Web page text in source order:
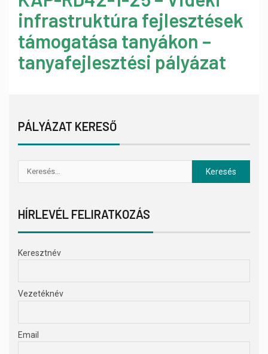
infrastruktúra fejlesztések
támogatása tanyákon –
tanyafejlesztési pályázat
PÁLYÁZAT KERESŐ
HÍRLEVÉL FELIRATKOZÁS
Keresztnév
Vezetéknév
Email